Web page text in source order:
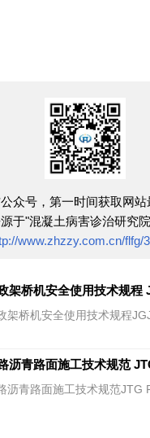
众号，第一时间获取网站
于"混凝土病害诊治研究
www.zhzzy.com.cn/flfg/
架桥机安全使用技术规程
架桥机安全使用技术规程
沥青路面施工技术规范
沥青路面施工技术规范JTG